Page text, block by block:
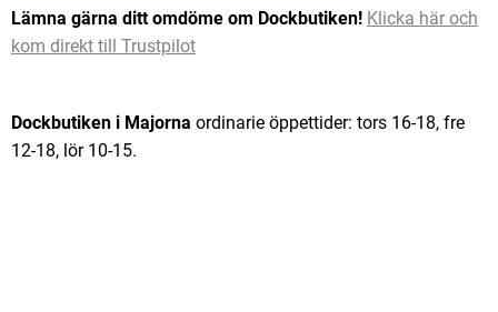
Lämna gärna ditt omdöme om Dockbutiken! Klicka här och
kom direkt till Trustpilot
Dockbutiken i Majorna ordinarie öppettider: tors 16-18, fre
12-18, lör 10-15.